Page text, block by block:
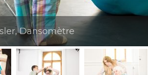
Dansomètre